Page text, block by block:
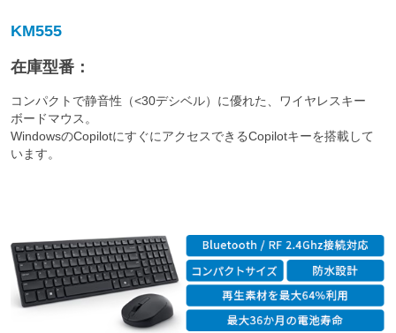
KM555
在庫型番：
コンパクトで静音性（<30デシベル）に優れた、ワイヤレスキー
ボードマウス。
WindowsのCopilotにすぐにアクセスできるCopilotキーを搭載して
います。